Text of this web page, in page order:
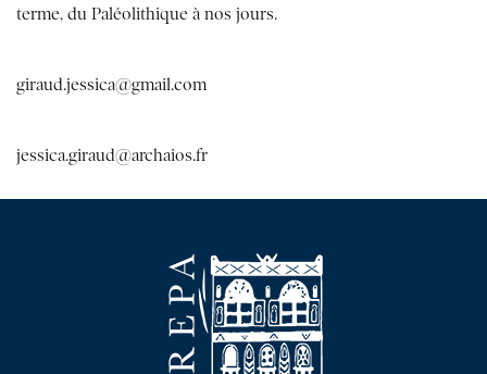
terme, du Paléolithique à nos jours.
giraud.jessica@gmail.com
jessica.giraud@archaios.fr